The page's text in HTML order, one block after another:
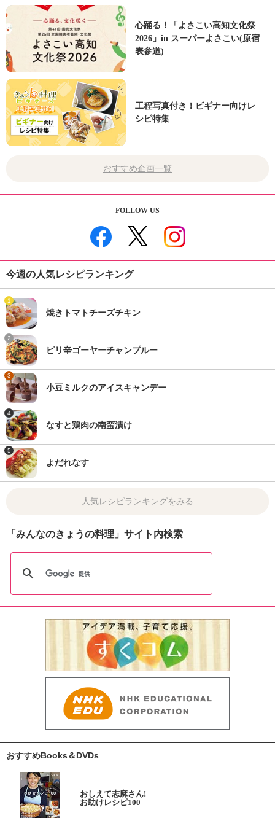
心踊る！「よさこい高知文化祭
2026」in スーパーよさこい(原宿
表参道)
工程写真付き！ビギナー向けレ
シピ特集
おすすめ企画一覧
FOLLOW US
今週の人気レシピランキング
1
焼きトマトチーズチキン
2
ピリ辛ゴーヤーチャンプルー
3
小豆ミルクのアイスキャンデー
4
なすと鶏肉の南蛮漬け
5
よだれなす
人気レシピランキングをみる
「みんなのきょうの料理」サイト内検索
おすすめBooks＆DVDs
おしえて志麻さん!
お助けレシピ100